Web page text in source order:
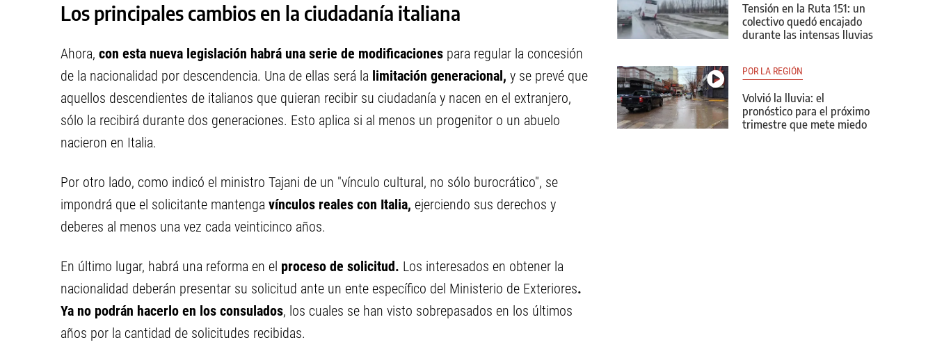
Los principales cambios en la ciudadanía italiana
Ahora, con esta nueva legislación habrá una serie de modificaciones para regular la concesión
de la nacionalidad por descendencia. Una de ellas será la limitación generacional, y se prevé que
aquellos descendientes de italianos que quieran recibir su ciudadanía y nacen en el extranjero,
sólo la recibirá durante dos generaciones. Esto aplica si al menos un progenitor o un abuelo
nacieron en Italia.
Por otro lado, como indicó el ministro Tajani de un "vínculo cultural, no sólo burocrático", se
impondrá que el solicitante mantenga vínculos reales con Italia, ejerciendo sus derechos y
deberes al menos una vez cada veinticinco años.
En último lugar, habrá una reforma en el proceso de solicitud. Los interesados en obtener la
nacionalidad deberán presentar su solicitud ante un ente específico del Ministerio de Exteriores.
Ya no podrán hacerlo en los consulados, los cuales se han visto sobrepasados en los últimos
años por la cantidad de solicitudes recibidas.
Tensión en la Ruta 151: un
colectivo quedó encajado
durante las intensas lluvias
POR LA REGIÓN
Volvió la lluvia: el
pronóstico para el próximo
trimestre que mete miedo